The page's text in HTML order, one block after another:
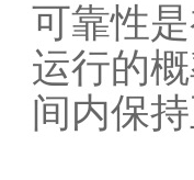
可靠性
运行的
间内保